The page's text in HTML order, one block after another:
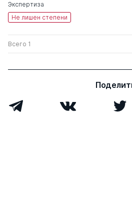
Экспертиза
Не лишен степени
Всего 1